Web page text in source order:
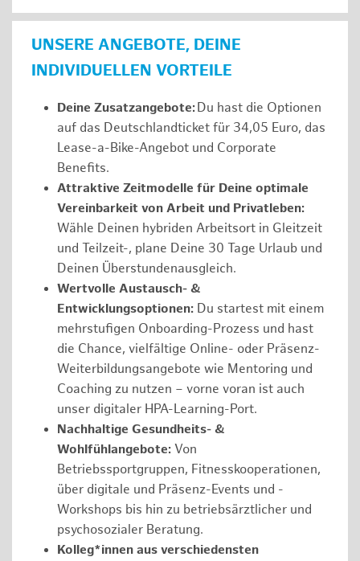
UNSERE ANGEBOTE, DEINE
INDIVIDUELLEN VORTEILE
Deine Zusatzangebote: Du hast die Optionen
auf das Deutschlandticket für 34,05 Euro, das
Lease-a-Bike-Angebot und Corporate
Benefits.
Attraktive Zeitmodelle für Deine optimale
Vereinbarkeit von Arbeit und Privatleben:
Wähle Deinen hybriden Arbeitsort in Gleitzeit
und Teilzeit-, plane Deine 30 Tage Urlaub und
Deinen Überstundenausgleich.
Wertvolle Austausch- &
Entwicklungsoptionen: Du startest mit einem
mehrstufigen Onboarding-Prozess und hast
die Chance, vielfältige Online- oder Präsenz-
Weiterbildungsangebote wie Mentoring und
Coaching zu nutzen – vorne voran ist auch
unser digitaler HPA-Learning-Port.
Nachhaltige Gesundheits- &
Wohlfühlangebote: Von
Betriebssportgruppen, Fitnesskooperationen,
über digitale und Präsenz-Events und -
Workshops bis hin zu betriebsärztlicher und
psychosozialer Beratung.
Kolleg*innen aus verschiedensten